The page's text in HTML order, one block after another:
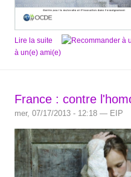
Lire la suite
à un(e) ami(e)
France : contre
mer, 07/17/2013 - 12:18 — EIP